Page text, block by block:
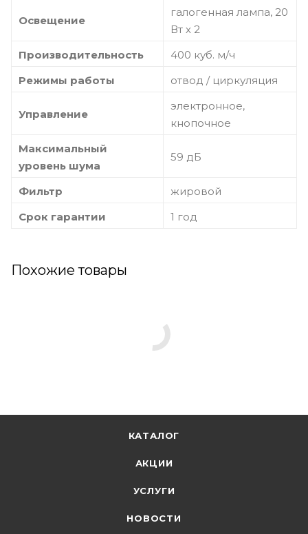
Освещение
галогенная лампа, 20
Вт х 2
Производительность
400 куб. м/ч
Режимы работы
отвод / циркуляция
Управление
электронное,
кнопочное
Максимальный
уровень шума
59 дБ
Фильтр
жировой
Срок гарантии
1 год
Похожие товары
КАТАЛОГ
АКЦИИ
УСЛУГИ
НОВОСТИ